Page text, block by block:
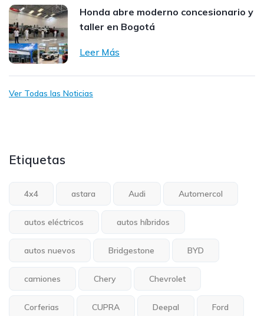
Honda abre moderno concesionario y
taller en Bogotá
Leer Más
Ver Todas las Noticias
Etiquetas
4x4 astara Audi Automercol
autos eléctricos autos híbridos
autos nuevos Bridgestone BYD
camiones Chery Chevrolet
Corferias CUPRA Deepal Ford